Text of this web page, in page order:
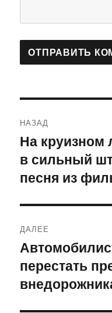
по
записям
НАЗАД
Предыдущая
запись:
На круизном
в сильный
песня из
ДАЛЕЕ
Следующая
запись:
перестать